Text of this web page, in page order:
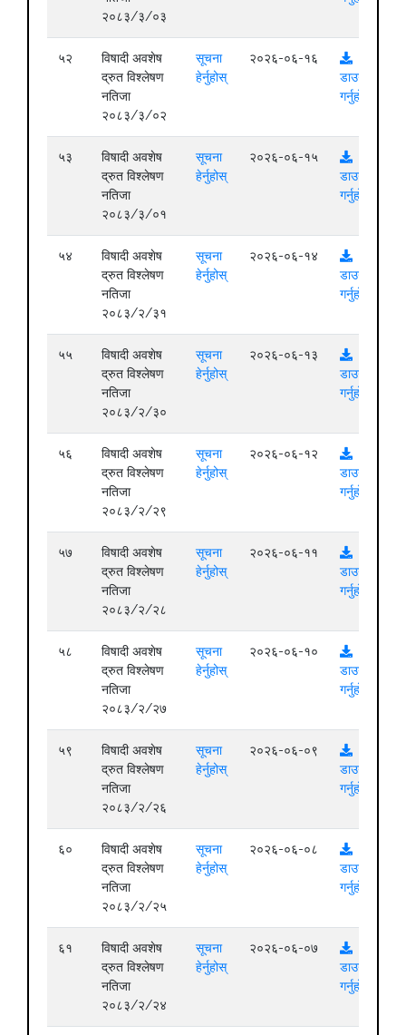
२०८३/३/०३
५२
विषादी अवशेष
द्रुत विश्लेषण
नतिजा
२०८३/३/०२
सूचना
हेर्नुहोस्
२०२६-०६-१६
डाउनलोड
गर्नुहोस्
५३
विषादी अवशेष
द्रुत विश्लेषण
नतिजा
२०८३/३/०१
सूचना
हेर्नुहोस्
२०२६-०६-१५
डाउनलोड
गर्नुहोस्
५४
विषादी अवशेष
द्रुत विश्लेषण
नतिजा
२०८३/२/३१
सूचना
हेर्नुहोस्
२०२६-०६-१४
डाउनलोड
गर्नुहोस्
५५
विषादी अवशेष
द्रुत विश्लेषण
नतिजा
२०८३/२/३०
सूचना
हेर्नुहोस्
२०२६-०६-१३
डाउनलोड
गर्नुहोस्
५६
विषादी अवशेष
द्रुत विश्लेषण
नतिजा
२०८३/२/२९
सूचना
हेर्नुहोस्
२०२६-०६-१२
डाउनलोड
गर्नुहोस्
५७
विषादी अवशेष
द्रुत विश्लेषण
नतिजा
२०८३/२/२८
सूचना
हेर्नुहोस्
२०२६-०६-११
डाउनलोड
गर्नुहोस्
५८
विषादी अवशेष
द्रुत विश्लेषण
नतिजा
२०८३/२/२७
सूचना
हेर्नुहोस्
२०२६-०६-१०
डाउनलोड
गर्नुहोस्
५९
विषादी अवशेष
द्रुत विश्लेषण
नतिजा
२०८३/२/२६
सूचना
हेर्नुहोस्
२०२६-०६-०९
डाउनलोड
गर्नुहोस्
६०
विषादी अवशेष
द्रुत विश्लेषण
नतिजा
२०८३/२/२५
सूचना
हेर्नुहोस्
२०२६-०६-०८
डाउनलोड
गर्नुहोस्
६१
विषादी अवशेष
द्रुत विश्लेषण
नतिजा
२०८३/२/२४
सूचना
हेर्नुहोस्
२०२६-०६-०७
डाउनलोड
गर्नुहोस्